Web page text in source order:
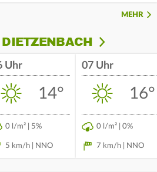
MEHR
Uhr
14°
0 l/m² | 5%
5 km/h | NNO
07 Uhr
16°
0 l/m² | 0%
7 km/h | NNO